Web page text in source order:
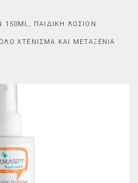
150ML, ΠΑΙΔΙΚΉ ΛΟΣΙΌΝ
ΧΤΈΝΙΣΜΑ ΚΑΙ ΜΕΤΑΞΈΝΙΑ